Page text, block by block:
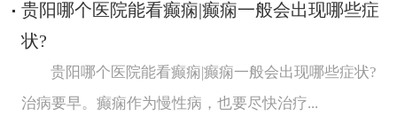
贵阳哪个医院能看癫痫|癫痫一般会出现哪些症
状?
贵阳哪个医院能看癫痫|癫痫一般会出现哪些症状?
治病要早。癫痫作为慢性病，也要尽快治疗...